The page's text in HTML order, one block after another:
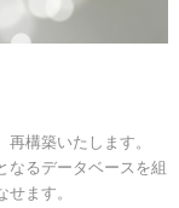
構築いたします。
なるデータベースを組
ます。